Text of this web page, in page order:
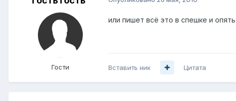
Гости
или пишет всё это в спешке и опять
Вставить ник Цитата